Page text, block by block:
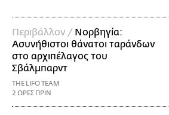
Περιβάλλον / Νορβηγία:
Ασυνήθιστοι θάνατοι ταράνδων
στο αρχιπέλαγος του
Σβάλμπαρντ
THE LIFO TEAM
2 ΩΡΕΣ ΠΡΙΝ